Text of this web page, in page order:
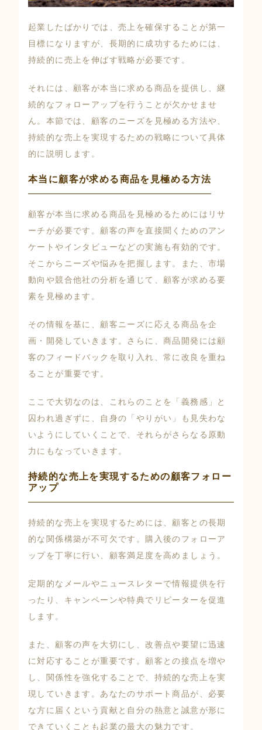
起業したばかりでは、売上を確保することが第一
目標になりますが、長期的に成功するためには、
持続的に売上を伸ばす戦略が必要です。
それには、顧客が本当に求める商品を提供し、継
続的なフォローアップを行うことが欠かせませ
ん。本節では、顧客のニーズを見極める方法や、
持続的な売上を実現するための戦略について具体
的に説明します。
本当に顧客が求める商品を見極める方法
顧客が本当に求める商品を見極めるためにはリサ
ーチが必要です。顧客の声を直接聞くためのアン
ケートやインタビューなどの実施も有効的です。
そこからニーズや悩みを把握します。また、市場
動向や競合他社の分析を通じて、顧客が求める要
素を見極めます。
その情報を基に、顧客ニーズに応える商品を企
画・開発していきます。さらに、商品開発には顧
客のフィードバックを取り入れ、常に改良を重ね
ることが重要です。
ここで大切なのは、これらのことを「義務感」と
囚われ過ぎずに、自身の「やりがい」も見失わな
いようにしていくことで、それらがさらなる原動
力にもなっていきます。
持続的な売上を実現するための顧客フォロー
アップ
持続的な売上を実現するためには、顧客との長期
的な関係構築が不可欠です。購入後のフォローア
ップを丁寧に行い、顧客満足度を高めましょう。
定期的なメールやニュースレターで情報提供を行
ったり、キャンペーンや特典でリピーターを促進
します。
また、顧客の声を大切にし、改善点や要望に迅速
に対応することが重要です。顧客との接点を増や
し、関係性を強化することで、持続的な売上を実
現していきます。あなたのサポート商品が、必要
な方に届くという貢献と自分の熱意と誠意が形に
できていくことも起業の最大の魅力です。